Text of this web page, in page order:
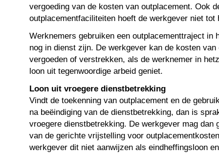
vergoeding van de kosten van outplacement. Ook
outplacementfaciliteiten hoeft de werkgever niet tot
Werknemers gebruiken een outplacementtraject in
nog in dienst zijn. De werkgever kan de kosten
vergoeden of verstrekken, als de werknemer in
loon uit tegenwoordige arbeid geniet.
Loon uit vroegere dienstbetrekking
Vindt de toekenning van outplacement en de
na beëindiging van de dienstbetrekking, dan is
vroegere dienstbetrekking. De werkgever mag dan
van de gerichte vrijstelling voor
werkgever dit niet aanwijzen als eindheffingsloon